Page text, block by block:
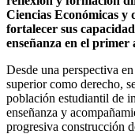
Ciencias Económicas
fortalecer sus
enseñanza en el
Desde una perspectiva
superior como derecho,
población estudiantil de
enseñanza y
progresiva construcción